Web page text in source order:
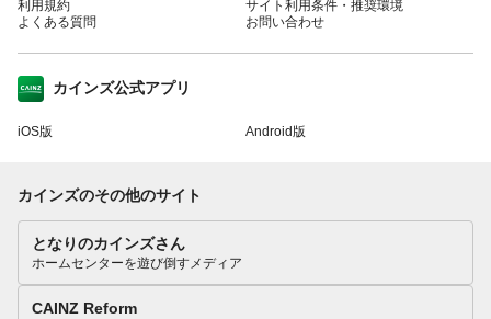
利用規約
よくある質問
サイト利用条件・推奨環境
お問い合わせ
カインズ公式アプリ
iOS版 Android版
カインズのその他のサイト
となりのカインズさん
ホームセンターを遊び倒すメディア
CAINZ Reform